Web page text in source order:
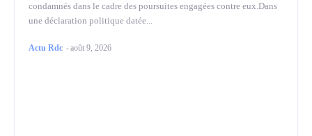
condamnés dans le cadre des poursuites engagées contre eux.Dans
une déclaration politique datée...
Actu Rdc -août 9, 2026